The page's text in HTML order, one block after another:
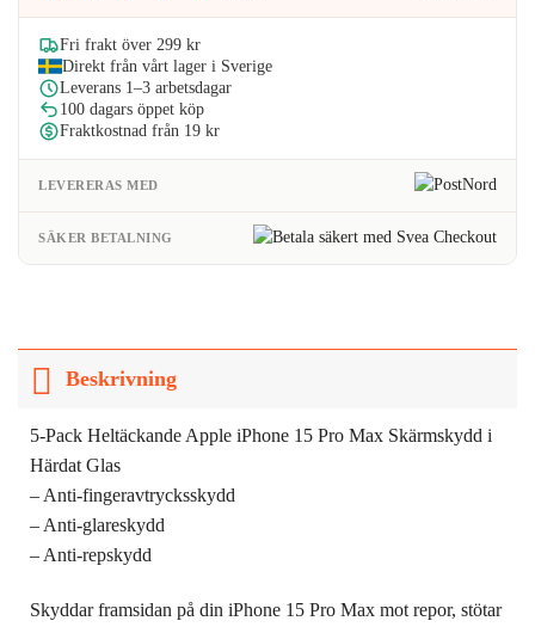
Fri frakt över 299 kr
Direkt från vårt lager i Sverige
Leverans 1–3 arbetsdagar
100 dagars öppet köp
Fraktkostnad från 19 kr
LEVERERAS MED
SÄKER BETALNING
Beskrivning
5-Pack Heltäckande Apple iPhone 15 Pro Max Skärmskydd i
Härdat Glas
– Anti-fingeravtrycksskydd
– Anti-glareskydd
– Anti-repskydd
Skyddar framsidan på din iPhone 15 Pro Max mot repor, stötar